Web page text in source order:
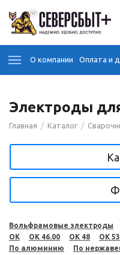
О компании Оплата и
Электроды
Главная / Каталог /
Вольфрамовые электроды
OK
OK 46.00 OK 48 OK
По алюминию
По